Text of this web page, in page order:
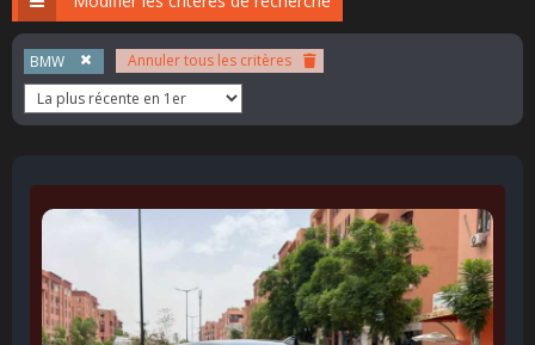
BMW Annuler tous les critères